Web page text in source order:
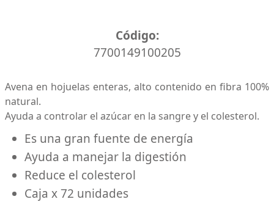
Código:
7700149100205
Avena en hojuelas enteras, alto contenido en fibra 100%
natural.
Ayuda a controlar el azúcar en la sangre y el colesterol.
Es una gran fuente de energía
Ayuda a manejar la digestión
Reduce el colesterol
Caja x 72 unidades